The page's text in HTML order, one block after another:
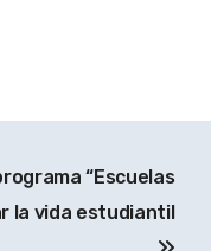
“Escuelas
la vida estudiantil